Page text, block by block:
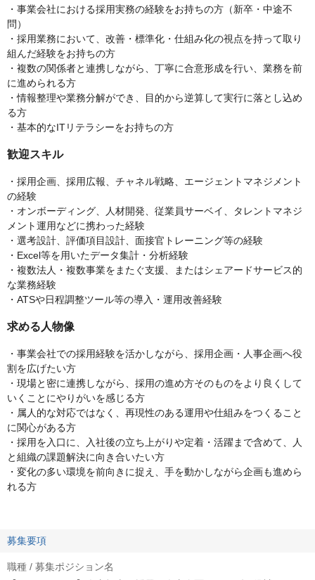
・事業会社における採用実務の経験をお持ちの方（新卒・中途不
問）
・採用業務において、改善・標準化・仕組み化の視点を持って取り
組んだ経験をお持ちの方
・複数の関係者と連携しながら、丁寧に合意形成を行い、業務を前
に進められる方
・情報整理や業務分解ができ、目的から逆算して実行に落とし込め
る方
・基本的なITリテラシーをお持ちの方
歓迎スキル
・採用企画、採用広報、チャネル戦略、エージェントマネジメント
の経験
・オンボーディング、人材開発、従業員サーベイ、タレントマネジ
メント運用などに携わった経験
・選考設計、評価項目設計、面接官トレーニング等の経験
・Excel等を用いたデータ集計・分析経験
・複数法人・複数事業をまたぐ支援、またはシェアードサービス的
な業務経験
・ATSや日程調整ツール等の導入・運用改善経験
求める人物像
・事業会社での採用経験を活かしながら、採用企画・人事企画へ役
割を広げたい方
・現場と密に連携しながら、採用の進め方そのものをより良くして
いくことにやりがいを感じる方
・属人的な対応ではなく、再現性のある運用や仕組みをつくること
に関心がある方
・採用を入口に、入社後の立ち上がりや定着・活躍まで含めて、人
と組織の課題解決に向き合いたい方
・変化の多い環境を前向きに捉え、手を動かしながら企画も進めら
れる方
募集要項
職種 / 募集ポジション名